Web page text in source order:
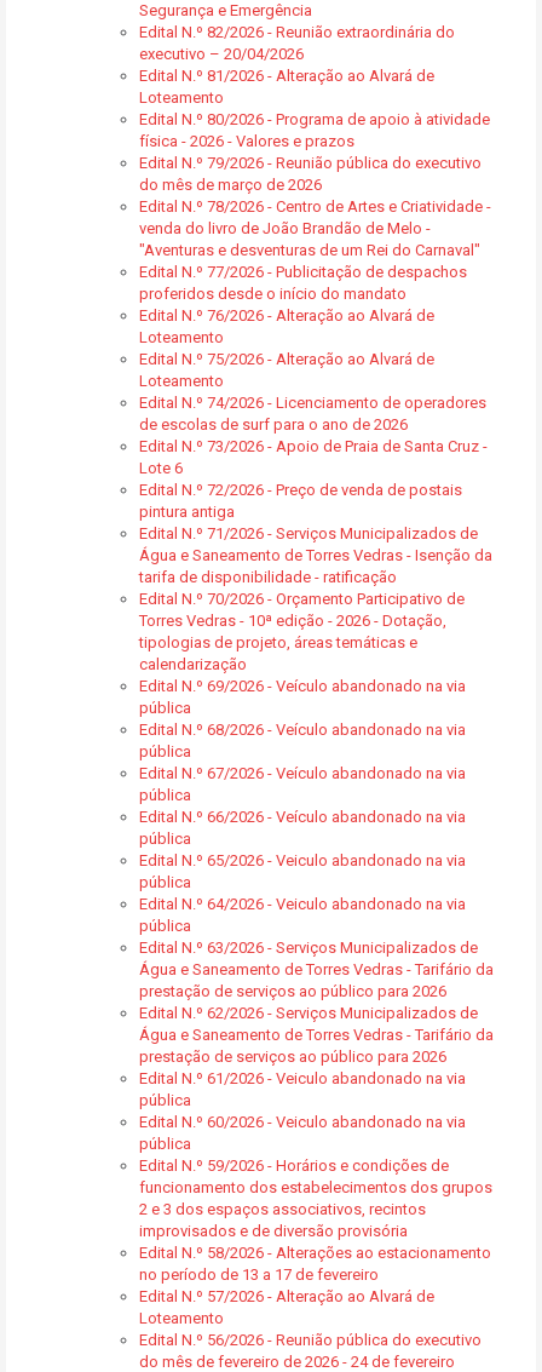
Segurança e Emergência
Edital N.º 82/2026 - Reunião extraordinária do
executivo – 20/04/2026
Edital N.º 81/2026 - Alteração ao Alvará de
Loteamento
Edital N.º 80/2026 - Programa de apoio à atividade
física - 2026 - Valores e prazos
Edital N.º 79/2026 - Reunião pública do executivo
do mês de março de 2026
Edital N.º 78/2026 - Centro de Artes e Criatividade -
venda do livro de João Brandão de Melo -
"Aventuras e desventuras de um Rei do Carnaval"
Edital N.º 77/2026 - Publicitação de despachos
proferidos desde o início do mandato
Edital N.º 76/2026 - Alteração ao Alvará de
Loteamento
Edital N.º 75/2026 - Alteração ao Alvará de
Loteamento
Edital N.º 74/2026 - Licenciamento de operadores
de escolas de surf para o ano de 2026
Edital N.º 73/2026 - Apoio de Praia de Santa Cruz -
Lote 6
Edital N.º 72/2026 - Preço de venda de postais
pintura antiga
Edital N.º 71/2026 - Serviços Municipalizados de
Água e Saneamento de Torres Vedras - Isenção da
tarifa de disponibilidade - ratificação
Edital N.º 70/2026 - Orçamento Participativo de
Torres Vedras - 10ª edição - 2026 - Dotação,
tipologias de projeto, áreas temáticas e
calendarização
Edital N.º 69/2026 - Veículo abandonado na via
pública
Edital N.º 68/2026 - Veículo abandonado na via
pública
Edital N.º 67/2026 - Veículo abandonado na via
pública
Edital N.º 66/2026 - Veículo abandonado na via
pública
Edital N.º 65/2026 - Veiculo abandonado na via
pública
Edital N.º 64/2026 - Veiculo abandonado na via
pública
Edital N.º 63/2026 - Serviços Municipalizados de
Água e Saneamento de Torres Vedras - Tarifário da
prestação de serviços ao público para 2026
Edital N.º 62/2026 - Serviços Municipalizados de
Água e Saneamento de Torres Vedras - Tarifário da
prestação de serviços ao público para 2026
Edital N.º 61/2026 - Veiculo abandonado na via
pública
Edital N.º 60/2026 - Veiculo abandonado na via
pública
Edital N.º 59/2026 - Horários e condições de
funcionamento dos estabelecimentos dos grupos
2 e 3 dos espaços associativos, recintos
improvisados e de diversão provisória
Edital N.º 58/2026 - Alterações ao estacionamento
no período de 13 a 17 de fevereiro
Edital N.º 57/2026 - Alteração ao Alvará de
Loteamento
Edital N.º 56/2026 - Reunião pública do executivo
do mês de fevereiro de 2026 - 24 de fevereiro